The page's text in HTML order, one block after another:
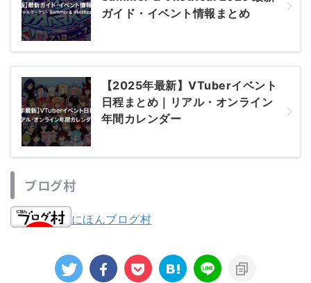
ガイド・イベント情報まとめ
【2025年最新】VTuberイベント
日程まとめ｜リアル・オンライン
年間カレンダー
ブログ村
にほんブログ村